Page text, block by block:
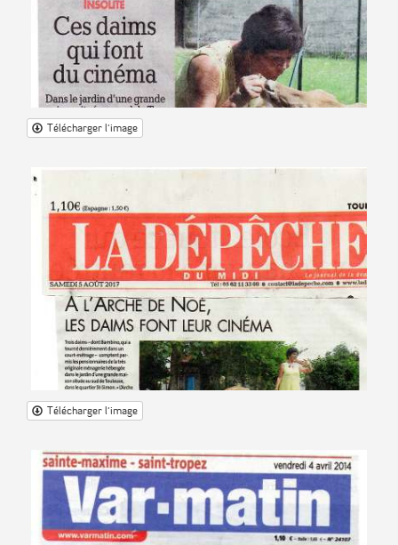
Télécharger l'image
Télécharger l'image